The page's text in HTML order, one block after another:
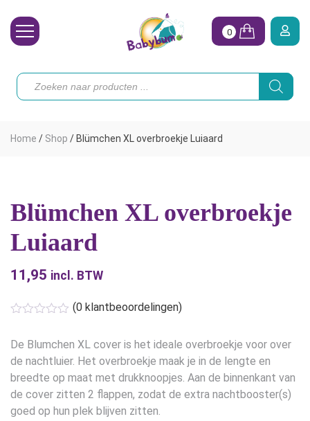
Toebehoren
Onze merken
Hoe begin ik?
0
Producten
zoeken
Home / Shop / Blümchen XL overbroekje Luiaard
Blümchen XL overbroekje
Luiaard
11,95 incl. BTW
(0 klantbeoordelingen)
De Blumchen XL cover is het ideale overbroekje voor over
de nachtluier. Het overbroekje maak je in de lengte en
breedte op maat met drukknoopjes. Aan de binnenkant van
de cover zitten 2 flappen, zodat de extra nachtbooster(s)
goed op hun plek blijven zitten.